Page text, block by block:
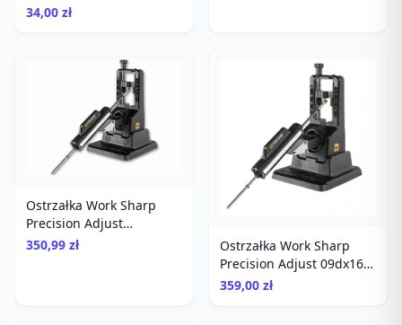
34,00 zł
Ostrzałka Work Sharp
Precision Adjust
diamentowa
350,99 zł
Ostrzałka Work Sharp
Precision Adjust 09dx164
system diamentowy do
359,00 zł